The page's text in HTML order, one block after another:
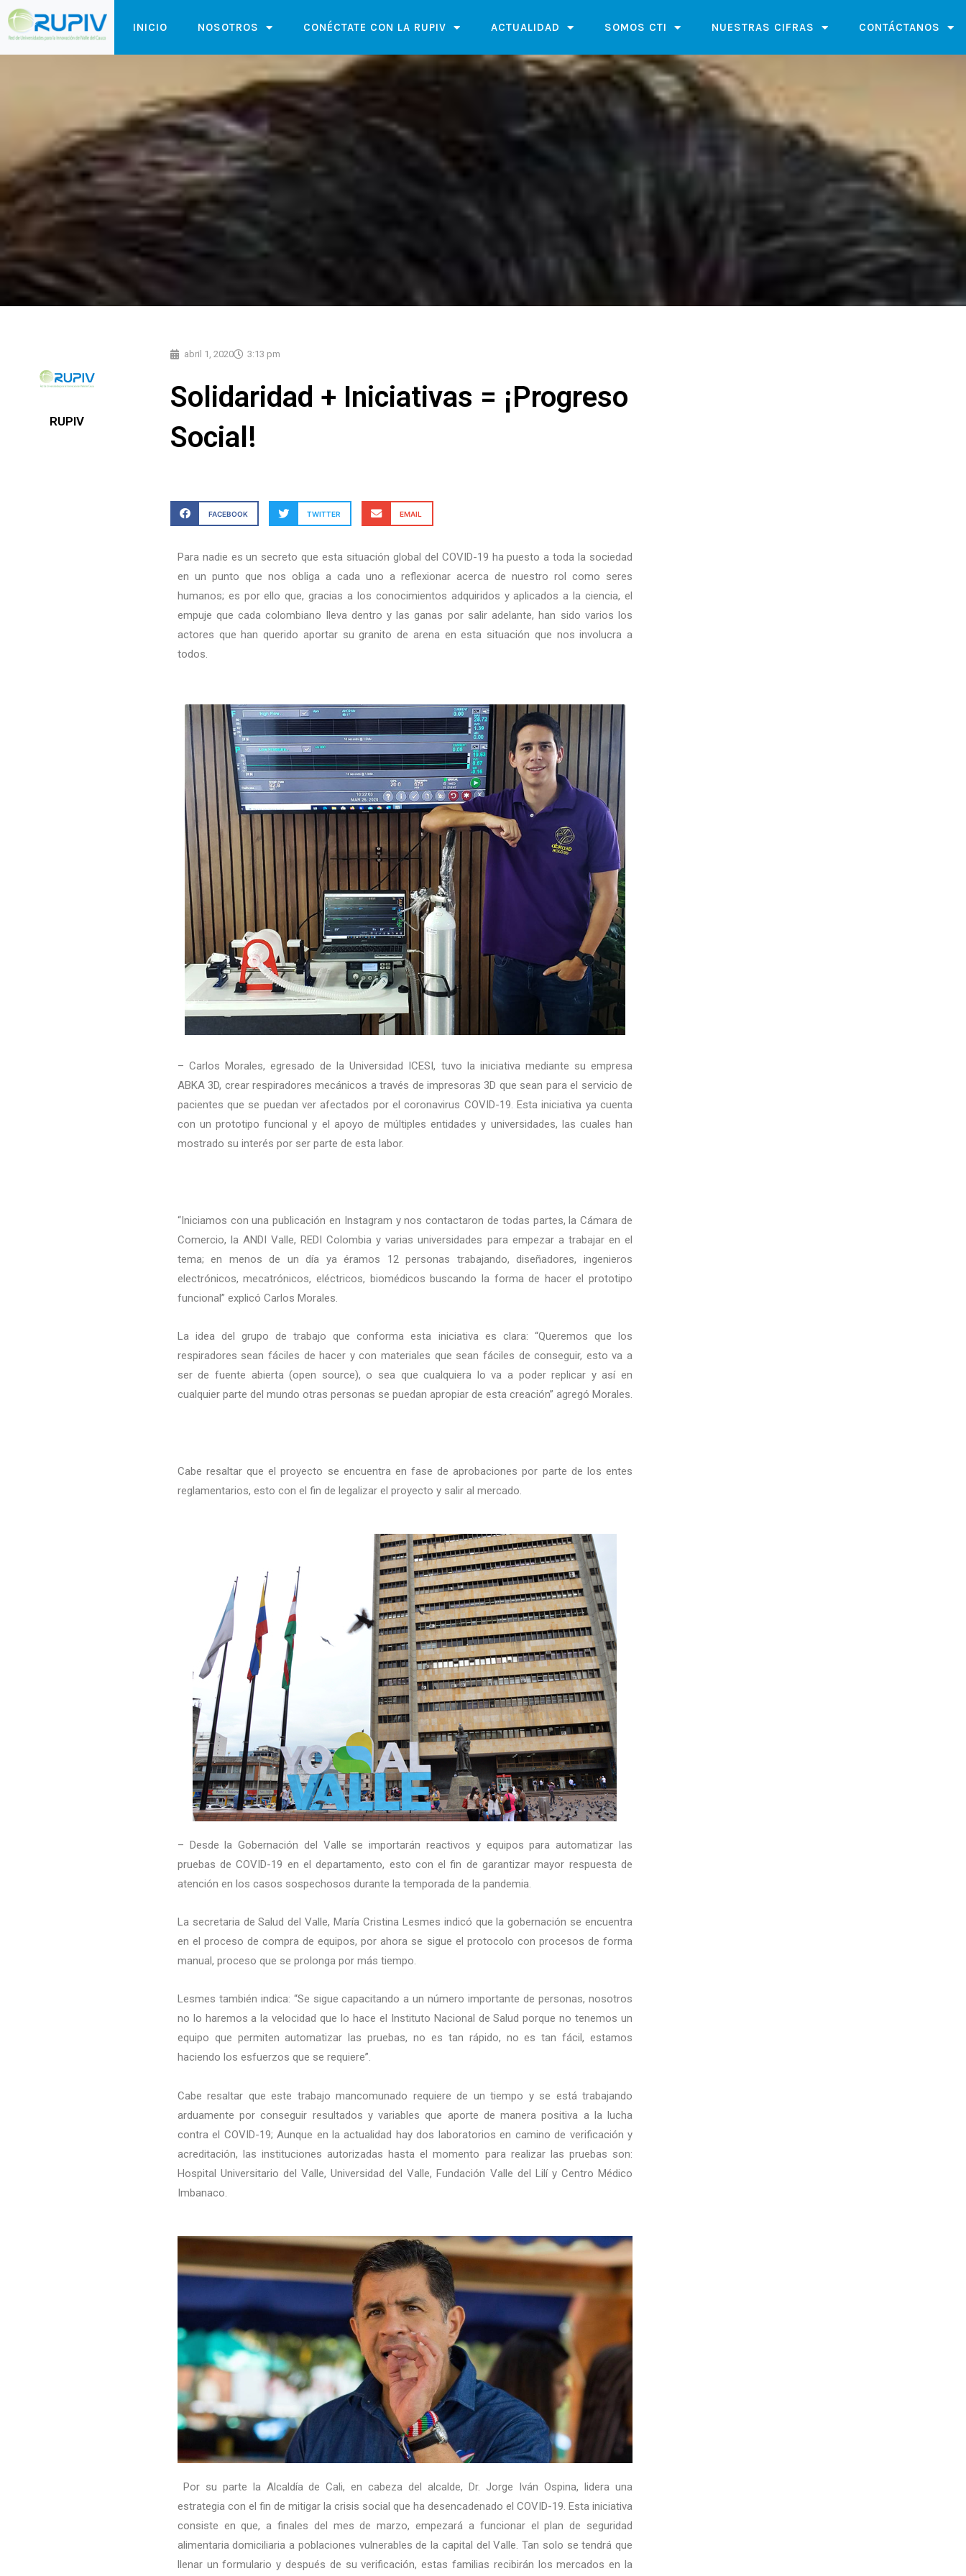
INICIO NOSOTROS CONÉCTATE CON LA RUPIV ACTUALIDAD SOMOS CTI NUESTRAS CIFRAS CONTÁCTANOS
RUPIV
abril 1, 2020 3:13 pm
Solidaridad + Iniciativas = ¡Progreso
Social!
FACEBOOK TWITTER EMAIL
Para nadie es un secreto que esta situación global del COVID-19 ha puesto a toda la sociedad
en un punto que nos obliga a cada uno a reflexionar acerca de nuestro rol como seres
humanos; es por ello que, gracias a los conocimientos adquiridos y aplicados a la ciencia, el
empuje que cada colombiano lleva dentro y las ganas por salir adelante, han sido varios los
actores que han querido aportar su granito de arena en esta situación que nos involucra a
todos.
– Carlos Morales, egresado de la Universidad ICESI, tuvo la iniciativa mediante su empresa
ABKA 3D, crear respiradores mecánicos a través de impresoras 3D que sean para el servicio de
pacientes que se puedan ver afectados por el coronavirus COVID-19. Esta iniciativa ya cuenta
con un prototipo funcional y el apoyo de múltiples entidades y universidades, las cuales han
mostrado su interés por ser parte de esta labor.
“Iniciamos con una publicación en Instagram y nos contactaron de todas partes, la Cámara de
Comercio, la ANDI Valle, REDI Colombia y varias universidades para empezar a trabajar en el
tema; en menos de un día ya éramos 12 personas trabajando, diseñadores, ingenieros
electrónicos, mecatrónicos, eléctricos, biomédicos buscando la forma de hacer el prototipo
funcional” explicó Carlos Morales.
La idea del grupo de trabajo que conforma esta iniciativa es clara: “Queremos que los
respiradores sean fáciles de hacer y con materiales que sean fáciles de conseguir, esto va a
ser de fuente abierta (open source), o sea que cualquiera lo va a poder replicar y así en
cualquier parte del mundo otras personas se puedan apropiar de esta creación” agregó Morales.
Cabe resaltar que el proyecto se encuentra en fase de aprobaciones por parte de los entes
reglamentarios, esto con el fin de legalizar el proyecto y salir al mercado.
– Desde la Gobernación del Valle se importarán reactivos y equipos para automatizar las
pruebas de COVID-19 en el departamento, esto con el fin de garantizar mayor respuesta de
atención en los casos sospechosos durante la temporada de la pandemia.
La secretaria de Salud del Valle, María Cristina Lesmes indicó que la gobernación se encuentra
en el proceso de compra de equipos, por ahora se sigue el protocolo con procesos de forma
manual, proceso que se prolonga por más tiempo.
Lesmes también indica: “Se sigue capacitando a un número importante de personas, nosotros
no lo haremos a la velocidad que lo hace el Instituto Nacional de Salud porque no tenemos un
equipo que permiten automatizar las pruebas, no es tan rápido, no es tan fácil, estamos
haciendo los esfuerzos que se requiere”.
Cabe resaltar que este trabajo mancomunado requiere de un tiempo y se está trabajando
arduamente por conseguir resultados y variables que aporte de manera positiva a la lucha
contra el COVID-19; Aunque en la actualidad hay dos laboratorios en camino de verificación y
acreditación, las instituciones autorizadas hasta el momento para realizar las pruebas son:
Hospital Universitario del Valle, Universidad del Valle, Fundación Valle del Lilí y Centro Médico
Imbanaco.
Por su parte la Alcaldía de Cali, en cabeza del alcalde, Dr. Jorge Iván Ospina, lidera una
estrategia con el fin de mitigar la crisis social que ha desencadenado el COVID-19. Esta iniciativa
consiste en que, a finales del mes de marzo, empezará a funcionar el plan de seguridad
alimentaria domiciliaria a poblaciones vulnerables de la capital del Valle. Tan solo se tendrá que
llenar un formulario y después de su verificación, estas familias recibirán los mercados en la